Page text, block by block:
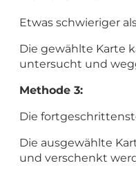
Etwas schwieriger
Die gewählte Karte
untersucht und
Methode 3:
Die
Die ausgewählte
und verschenkt